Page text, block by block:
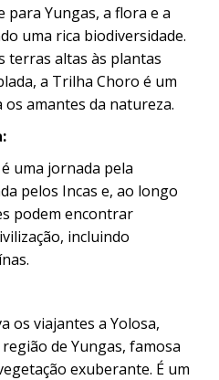
para Yungas, a flora e a
uma rica biodiversidade.
terras altas às plantas
a Trilha Choro é um
amantes da natureza.
uma jornada pela
pelos Incas e, ao longo
podem encontrar
incluindo
os viajantes a Yolosa,
de Yungas, famosa
exuberante. É um